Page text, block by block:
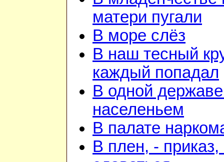
матери пугали
В море слёз
В наш тесный
каждый попадал
В одной
населеньем
В палате
В плен, - приказ,